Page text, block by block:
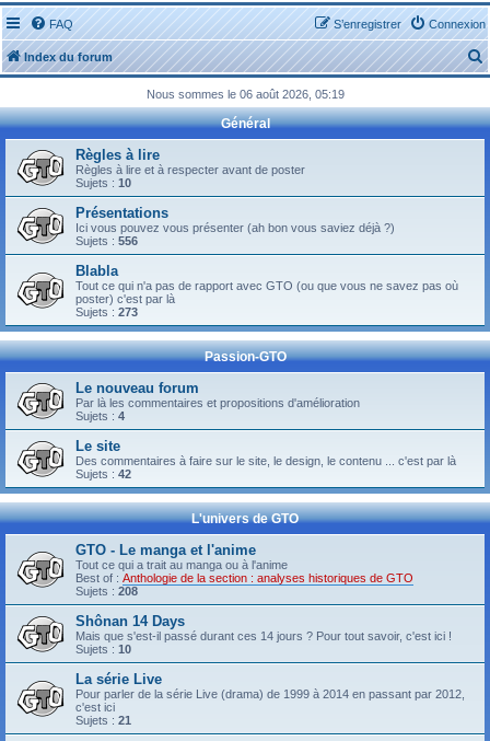
FAQ Connexion
S’enregistrer
Index du forum
e
c
Nous sommes le 06 août 2026, 05:19
Général
Règles à lire
Règles à lire et à respecter avant de poster
Sujets : 10
Présentations
Ici vous pouvez vous présenter (ah bon vous saviez déjà ?)
Sujets : 556
Blabla
Tout ce qui n'a pas de rapport avec GTO (ou que vous ne savez pas où
poster) c'est par là
Sujets : 273
Passion-GTO
Le nouveau forum
Par là les commentaires et propositions d'amélioration
Sujets : 4
Le site
Des commentaires à faire sur le site, le design, le contenu ... c'est par là
Sujets : 42
L'univers de GTO
GTO - Le manga et l'anime
Tout ce qui a trait au manga ou à l'anime
Best of : Anthologie de la section : analyses historiques de GTO
Sujets : 208
Shônan 14 Days
Mais que s'est-il passé durant ces 14 jours ? Pour tout savoir, c'est ici !
Sujets : 10
La série Live
Pour parler de la série Live (drama) de 1999 à 2014 en passant par 2012,
c'est ici
Sujets : 21